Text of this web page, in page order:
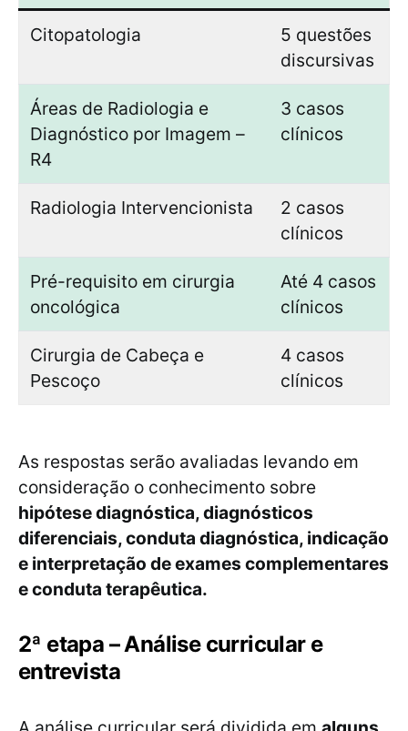
Citopatologia
5 questões
discursivas
Áreas de Radiologia e
Diagnóstico por Imagem –
R4
3 casos
clínicos
Radiologia Intervencionista
2 casos
clínicos
Pré-requisito em cirurgia
oncológica
Até 4 casos
clínicos
Cirurgia de Cabeça e
Pescoço
4 casos
clínicos
As respostas serão avaliadas levando em
consideração o conhecimento sobre
hipótese diagnóstica, diagnósticos
diferenciais, conduta diagnóstica, indicação
e interpretação de exames complementares
e conduta terapêutica.
2ª etapa – Análise curricular e
entrevista